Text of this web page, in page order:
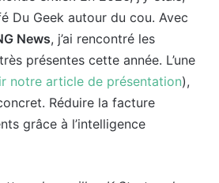
Du Geek autour du cou. Avec
News, j’ai rencontré les
présentes cette année. L’une
notre article de présentation),
Réduire la facture
grâce à l’intelligence